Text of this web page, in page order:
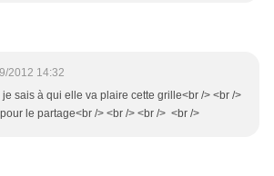
2012 14:32
je sais à qui elle va plaire cette grille<br /> <br />
le partage<br /> <br /> <br /> <br />